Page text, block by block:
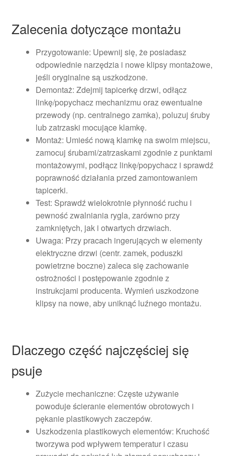
Zalecenia dotyczące montażu
Przygotowanie: Upewnij się, że posiadasz
odpowiednie narzędzia i nowe klipsy montażowe,
jeśli oryginalne są uszkodzone.
Demontaż: Zdejmij tapicerkę drzwi, odłącz
linkę/popychacz mechanizmu oraz ewentualne
przewody (np. centralnego zamka), poluzuj śruby
lub zatrzaski mocujące klamkę.
Montaż: Umieść nową klamkę na swoim miejscu,
zamocuj śrubami/zatrzaskami zgodnie z punktami
montażowymi, podłącz linkę/popychacz i sprawdź
poprawność działania przed zamontowaniem
tapicerki.
Test: Sprawdź wielokrotnie płynność ruchu i
pewność zwalniania rygla, zarówno przy
zamkniętych, jak i otwartych drzwiach.
Uwaga: Przy pracach ingerujących w elementy
elektryczne drzwi (centr. zamek, poduszki
powietrzne boczne) zaleca się zachowanie
ostrożności i postępowanie zgodnie z
instrukcjami producenta. Wymień uszkodzone
klipsy na nowe, aby uniknąć luźnego montażu.
Dlaczego część najczęściej się
psuje
Zużycie mechaniczne: Częste używanie
powoduje ścieranie elementów obrotowych i
pękanie plastikowych zaczepów.
Uszkodzenia plastikowych elementów: Kruchość
tworzywa pod wpływem temperatur i czasu